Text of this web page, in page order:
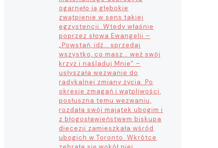
ogarnęło ją głębokie
zwątpienie w sens takiej
egzystencji. Wtedy właśnie
poprzez słowa Ewangelii –
„Powstań, idź… sprzedaj
wszystko, co masz… weź swój
krzyż i naśladuj Mnie” –
usłyszała wezwanie do
radykalnej zmiany życia. Po
okresie zmagań i wątpliwości,
posłuszna temu wezwaniu,
rozdała swój majątek ubogim i
z błogosławieństwem biskupa
diecezji zamieszkała wśród
ubogich w Toronto. Wkrótce